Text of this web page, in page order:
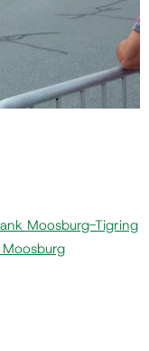
Moosburg-Tigring